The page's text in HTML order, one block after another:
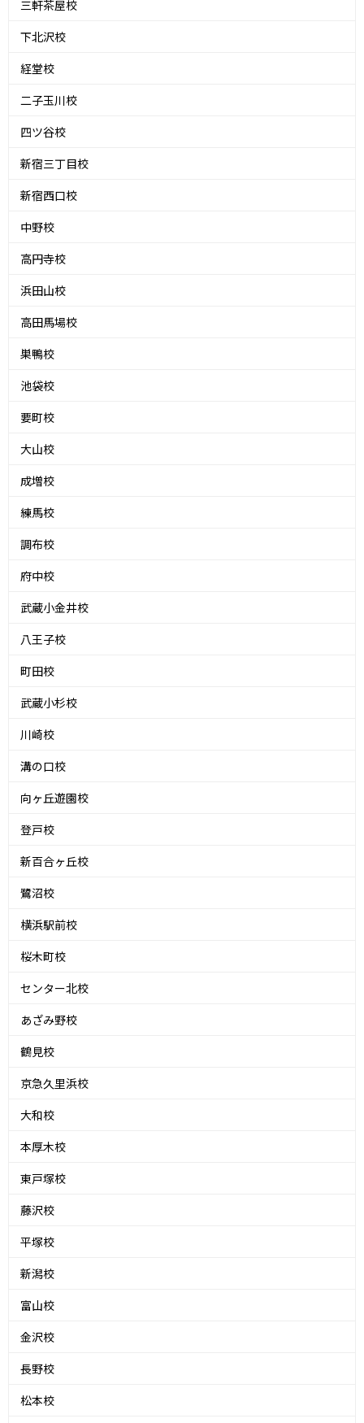
三軒茶屋校
下北沢校
経堂校
二子玉川校
四ツ谷校
新宿三丁目校
新宿西口校
中野校
高円寺校
浜田山校
高田馬場校
巣鴨校
池袋校
要町校
大山校
成増校
練馬校
調布校
府中校
武蔵小金井校
八王子校
町田校
武蔵小杉校
川崎校
溝の口校
向ヶ丘遊園校
登戸校
新百合ヶ丘校
鷺沼校
横浜駅前校
桜木町校
センター北校
あざみ野校
鶴見校
京急久里浜校
大和校
本厚木校
東戸塚校
藤沢校
平塚校
新潟校
富山校
金沢校
長野校
松本校